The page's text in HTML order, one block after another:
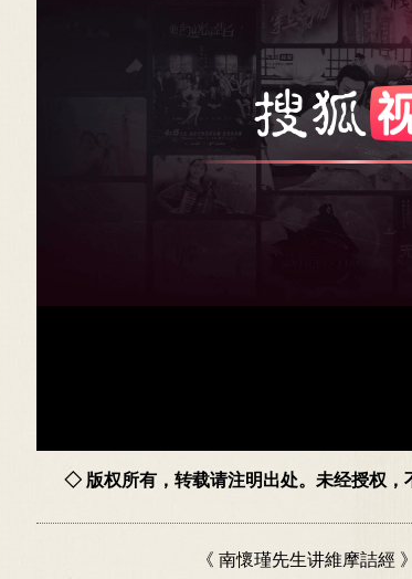
◇ 版权所有，转载请注明出处。未经授权，
《 南懷瑾先生讲維摩詰經